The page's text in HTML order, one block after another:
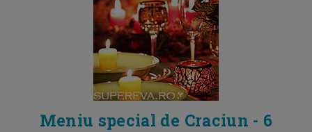
Meniu special de Craciun - 6